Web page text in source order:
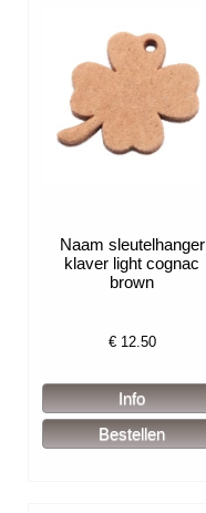
Naam sleutelhanger
klaver light cognac
brown
€ 12.50